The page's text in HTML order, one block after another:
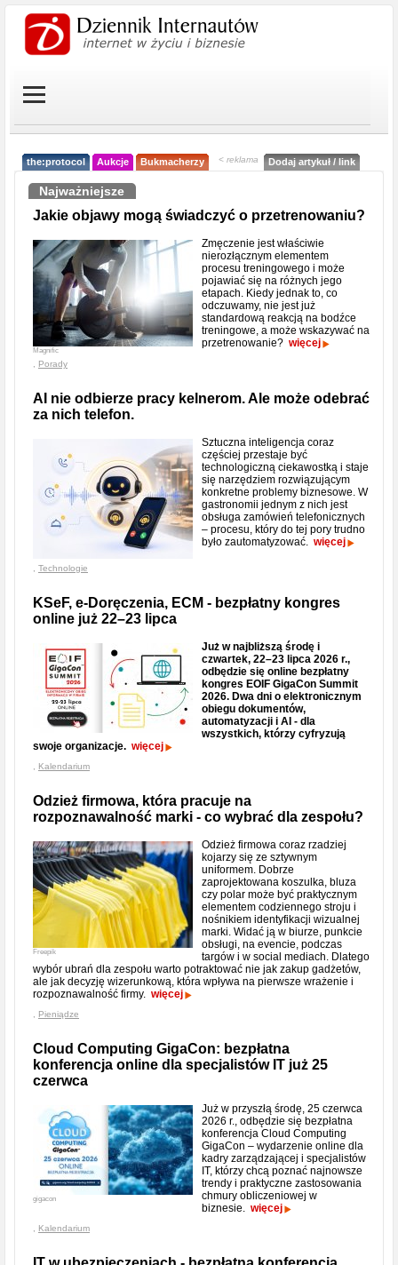
the:protocol Aukcje Bukmacherzy < reklama Dodaj artykuł / link
Najważniejsze
Jakie objawy mogą świadczyć o przetrenowaniu?
Magnific
Zmęczenie jest właściwie
nierozłącznym elementem
procesu treningowego i może
pojawiać się na różnych jego
etapach. Kiedy jednak to, co
odczuwamy, nie jest już
standardową reakcją na bodźce
treningowe, a może wskazywać na
przetrenowanie? więcej
Porady
AI nie odbierze pracy kelnerom. Ale może odebrać
za nich telefon.
Sztuczna inteligencja coraz
częściej przestaje być
technologiczną ciekawostką i staje
się narzędziem rozwiązującym
konkretne problemy biznesowe. W
gastronomii jednym z nich jest
obsługa zamówień telefonicznych
– procesu, który do tej pory trudno
było zautomatyzować. więcej
Technologie
KSeF, e-Doręczenia, ECM - bezpłatny kongres
online już 22–23 lipca
Już w najbliższą środę i
czwartek, 22–23 lipca 2026 r.,
odbędzie się online bezpłatny
kongres EOIF GigaCon Summit
2026. Dwa dni o elektronicznym
obiegu dokumentów,
automatyzacji i AI - dla
wszystkich, którzy cyfryzują
swoje organizacje. więcej
Kalendarium
Odzież firmowa, która pracuje na
rozpoznawalność marki - co wybrać dla zespołu?
Freepik
Odzież firmowa coraz rzadziej
kojarzy się ze sztywnym
uniformem. Dobrze
zaprojektowana koszulka, bluza
czy polar może być praktycznym
elementem codziennego stroju i
nośnikiem identyfikacji wizualnej
marki. Widać ją w biurze, punkcie
obsługi, na evencie, podczas
targów i w social mediach. Dlatego
wybór ubrań dla zespołu warto potraktować nie jak zakup gadżetów,
ale jak decyzję wizerunkową, która wpływa na pierwsze wrażenie i
rozpoznawalność firmy. więcej
Pieniądze
Cloud Computing GigaCon: bezpłatna
konferencja online dla specjalistów IT już 25
czerwca
gigacon
Już w przyszłą środę, 25 czerwca
2026 r., odbędzie się bezpłatna
konferencja Cloud Computing
GigaCon – wydarzenie online dla
kadry zarządzającej i specjalistów
IT, którzy chcą poznać najnowsze
trendy i praktyczne zastosowania
chmury obliczeniowej w
biznesie. więcej
Kalendarium